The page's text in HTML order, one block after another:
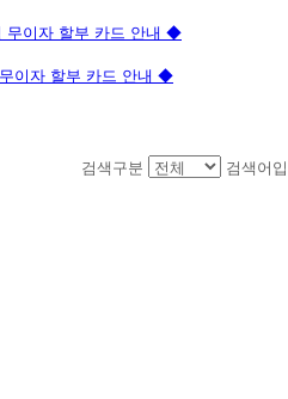
무이자 할부 카드 안내 ◆
이자 할부 카드 안내 ◆
검색구분 검색어